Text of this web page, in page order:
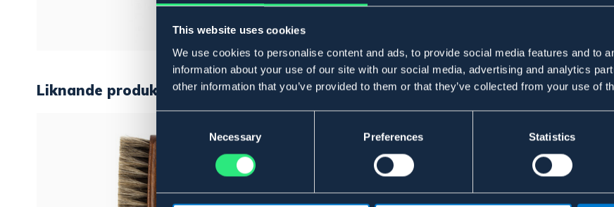
This website uses cookies
We use cookies to personalise content and ads, to provide social media features and to
information about your use of our site with our social media, advertising and analytics
other information that you’ve provided to them or that they’ve collected from your use of
Selection
Necessary Preferences Statistics
Liknande produkter